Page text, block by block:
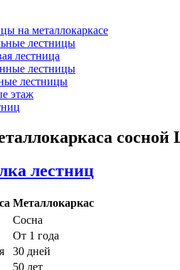
на металлокаркасе
лестницы
лестница
лестницы
лестницы
этаж
лестниц
Металлокаркас
Сосна
От 1 года
30 дней
50 лет